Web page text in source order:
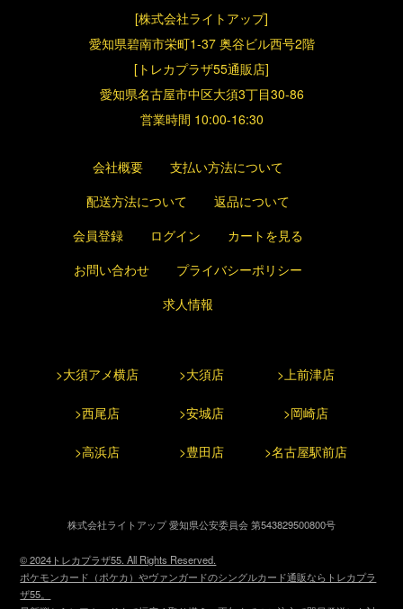
[株式会社ライトアップ]
愛知県碧南市栄町1-37 奥谷ビル西号2階
[トレカプラザ55通販店]
愛知県名古屋市中区大須3丁目30-86
営業時間 10:00-16:30
会社概要
支払い方法について
配送方法について
返品について
会員登録
ログイン
カートを見る
お問い合わせ
プライバシーポリシー
求人情報
>大須アメ横店 >大須店 >上前津店
>西尾店 >安城店 >岡崎店
>高浜店 >豊田店 >名古屋駅前店
株式会社ライトアップ 愛知県公安委員会 第543829500800号
© 2024トレカプラザ55. All Rights Reserved.
ポケモンカード（ポケカ）やヴァンガードのシングルカード通販ならトレカプラ
ザ55。